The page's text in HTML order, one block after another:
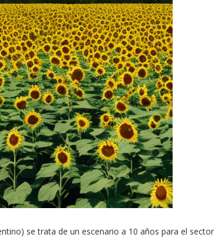
se trata de un escenario a 10 años para el sector